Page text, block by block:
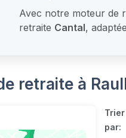
Avec notre moteur de
retraite Cantal,
retraite à
Trier
par: